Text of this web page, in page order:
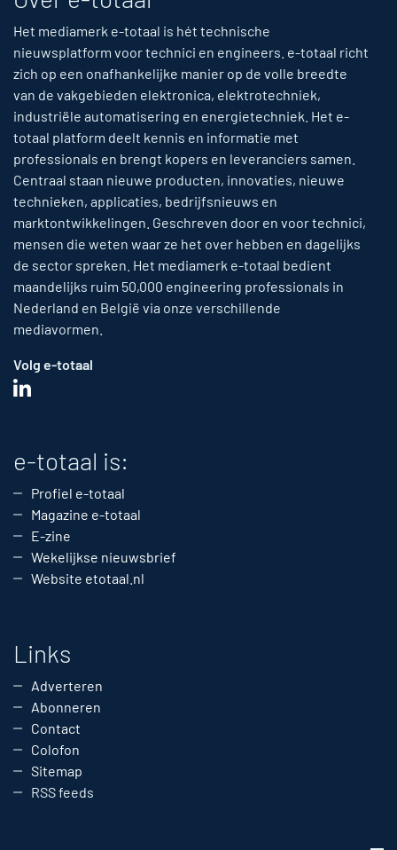
Het mediamerk e-totaal is hét technische
nieuwsplatform voor technici en engineers. e-totaal richt
zich op een onafhankelijke manier op de volle breedte
van de vakgebieden elektronica, elektrotechniek,
industriële automatisering en energietechniek. Het e-
totaal platform deelt kennis en informatie met
professionals en brengt kopers en leveranciers samen.
Centraal staan nieuwe producten, innovaties, nieuwe
technieken, applicaties, bedrijfsnieuws en
marktontwikkelingen. Geschreven door en voor technici,
mensen die weten waar ze het over hebben en dagelijks
de sector spreken. Het mediamerk e-totaal bedient
maandelijks ruim 50,000 engineering professionals in
Nederland en België via onze verschillende
mediavormen.
Volg e-totaal
e-totaal is:
Profiel e-totaal
Magazine e-totaal
E-zine
Wekelijkse nieuwsbrief
Website etotaal.nl
Links
Adverteren
Abonneren
Contact
Colofon
Sitemap
RSS feeds